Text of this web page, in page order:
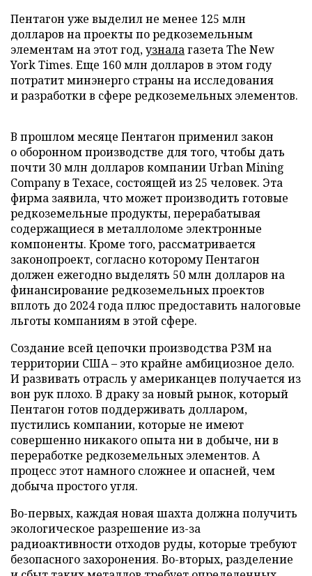
Пентагон уже выделил не менее 125 млн
долларов на проекты по редкоземельным
элементам на этот год,узналагазета The New
York Times. Еще 160 млн долларов в этом году
потратит минэнерго страны на исследования
и разработки в сфере редкоземельных элементов.
В прошлом месяце Пентагон применил закон
о оборонном производстве для того, чтобы дать
почти 30 млн долларов компании Urban Mining
Company в Техасе, состоящей из 25 человек. Эта
фирма заявила, что может производить готовые
редкоземельные продукты, перерабатывая
содержащиеся в металлоломе электронные
компоненты. Кроме того, рассматривается
законопроект, согласно которому Пентагон
должен ежегодно выделять 50 млн долларов на
финансирование редкоземельных проектов
вплоть до 2024 года плюс предоставить налоговые
льготы компаниям в этой сфере.
Создание всей цепочки производства РЗМ на
территории США – это крайне амбициозное дело.
И развивать отрасль у американцев получается из
вон рук плохо. В драку за новый рынок, который
Пентагон готов поддерживать долларом,
пустились компании, которые не имеют
совершенно никакого опыта ни в добыче, ни в
переработке редкоземельных элементов. А
процесс этот намного сложнее и опасней, чем
добыча простого угля.
Во-первых, каждая новая шахта должна получить
экологическое разрешение из-за
радиоактивности отходов руды, которые требуют
безопасного захоронения. Во-вторых, разделение